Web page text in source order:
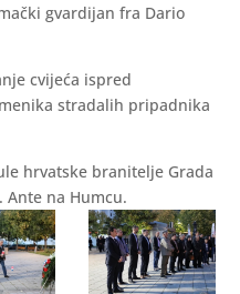
gvardijan fra Dario
cvijeća ispred
stradalih pripadnika
hrvatske branitelje Grada
Ante na Humcu.